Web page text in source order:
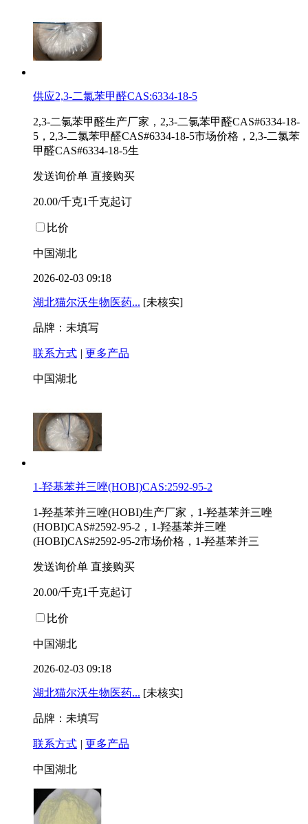
供应2,3-二氯苯甲醛CAS:6334-18-5
2,3-二氯苯甲醛生产厂家，2,3-二氯苯甲醛CAS#6334-18-
5，2,3-二氯苯甲醛CAS#6334-18-5市场价格，2,3-二氯苯
甲醛CAS#6334-18-5生
发送询价单 直接购买
20.00/千克1千克起订
比价
中国湖北
2026-02-03 09:18
湖北猫尔沃生物医药... [未核实]
品牌：未填写
联系方式 | 更多产品
中国湖北
1-羟基苯并三唑(HOBI)CAS:2592-95-2
1-羟基苯并三唑(HOBI)生产厂家，1-羟基苯并三唑
(HOBI)CAS#2592-95-2，1-羟基苯并三唑
(HOBI)CAS#2592-95-2市场价格，1-羟基苯并三
发送询价单 直接购买
20.00/千克1千克起订
比价
中国湖北
2026-02-03 09:18
湖北猫尔沃生物医药... [未核实]
品牌：未填写
联系方式 | 更多产品
中国湖北